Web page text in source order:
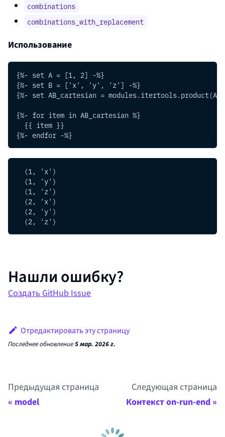
combinations
combinations_with_replacement
Использование
{%- set A = [1, 2] -%}
{%- set B = ['x', 'y', 'z'] -%}
{%- set AB_cartesian = modules.itertools.product(A,
{%- for item in AB_cartesian %}
  {{ item }}
{%- endfor -%}
  (1, 'x')
  (1, 'y')
  (1, 'z')
  (2, 'x')
  (2, 'y')
  (2, 'z')
Нашли ошибку?
Создать GitHub Issue
Отредактировать эту страницу
Последнее обновление5 мар. 2026 г.
Предыдущая страница
model
Следующая страница
Контекст on-run-end